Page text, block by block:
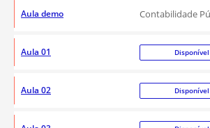
Aula demo Contabilidade
Aula 01 Disponível
Aula 02 Disponível